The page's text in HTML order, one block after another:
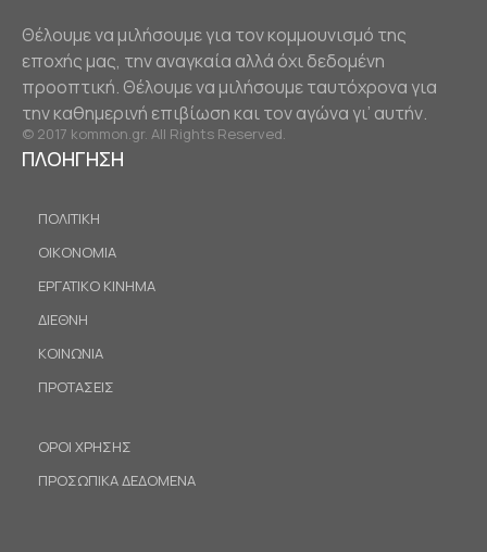
Θέλουμε να μιλήσουμε για τον κομμουνισμό της
εποχής μας, την αναγκαία αλλά όχι δεδομένη
προοπτική. Θέλουμε να μιλήσουμε ταυτόχρονα για
την καθημερινή επιβίωση και τον αγώνα γι’ αυτήν.
© 2017 kommon.gr. All Rights Reserved.
ΠΛΟΗΓΗΣΗ
ΠΟΛΙΤΙΚΗ
ΟΙΚΟΝΟΜΙΑ
ΕΡΓΑΤΙΚΟ ΚΙΝΗΜΑ
ΔΙΕΘΝΗ
ΚΟΙΝΩΝΙΑ
ΠΡΟΤΑΣΕΙΣ
ΟΡΟΙ ΧΡΗΣΗΣ
ΠΡΟΣΩΠΙΚΑ ΔΕΔΟΜΕΝΑ